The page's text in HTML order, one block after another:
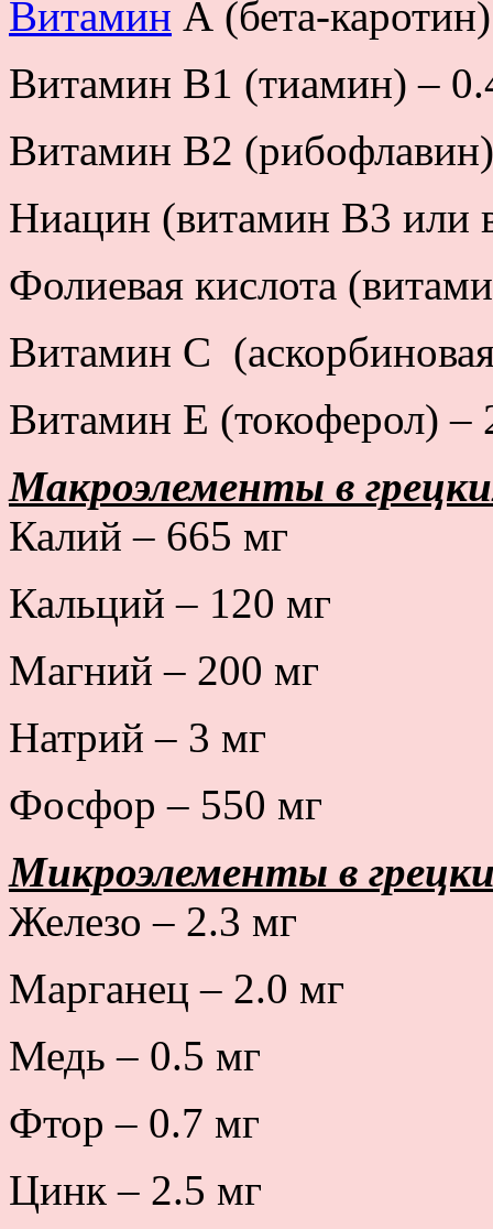
Витамин А (бета-
Витамин В1 (тиамин) –
Витамин В2
Ниацин (витамин В3 или
Фолиевая кислота
Витамин С
Витамин Е (токоферол) –
Макроэлементы в
Калий – 665 мг
Кальций – 120 мг
Магний – 200 мг
Натрий – 3 мг
Фосфор – 550 мг
Микроэлементы в
Железо – 2.3 мг
Марганец – 2.0 мг
Медь – 0.5 мг
Фтор – 0.7 мг
Цинк – 2.5 мг